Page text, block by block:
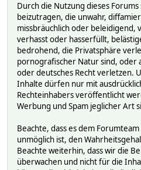
Durch die Nutzung dieses
beizutragen, die unwahr,
missbräuchlich oder beleidigend,
verhasst oder hasserfüllt,
bedrohend, die Privatsphäre
pornografischer Natur sind, oder
oder deutsches Recht verletzen.
Inhalte dürfen nur mit
Rechteinhabers veröffentlicht
Werbung und Spam jeglicher Art
Beachte, dass es dem
unmöglich ist, den
Beachte weiterhin, dass wir die
überwachen und nicht für die